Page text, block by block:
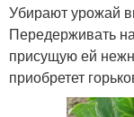
Убирают урожай
Передерживать
присущую ей
приобретет